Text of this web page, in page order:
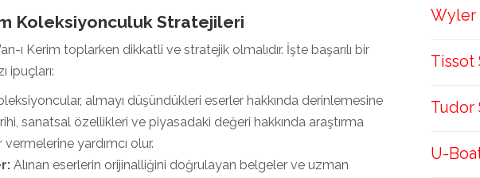
Koleksiyonculuk Stratejileri
ı Kerim toplarken dikkatli ve stratejik olmalıdır. İşte başarılı bir
ipuçları:
almayı düşündükleri eserler hakkında derinlemesine
sanatsal özellikleri ve piyasadaki değeri hakkında araştırma
yardımcı olur.
Alınan eserlerin orijinalliğini doğrulayan belgeler ve uzman
Wyler
Tissot
Tudor
U-